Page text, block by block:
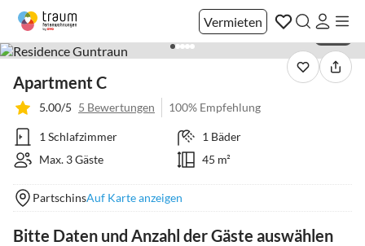
Vermieten
Apartment C
5.00/5 5 Bewertungen 100% Empfehlung
1 Schlafzimmer
1 Bäder
Max. 3 Gäste
45 m²
PartschinsAuf Karte anzeigen
Bitte Daten und Anzahl der Gäste auswählen